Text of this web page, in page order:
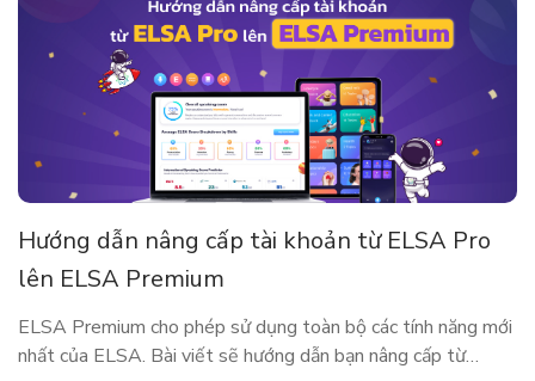
Hướng dẫn nâng cấp tài khoản từ ELSA Pro
lên ELSA Premium
ELSA Premium cho phép sử dụng toàn bộ các tính năng mới
nhất của ELSA. Bài viết sẽ hướng dẫn bạn nâng cấp từ